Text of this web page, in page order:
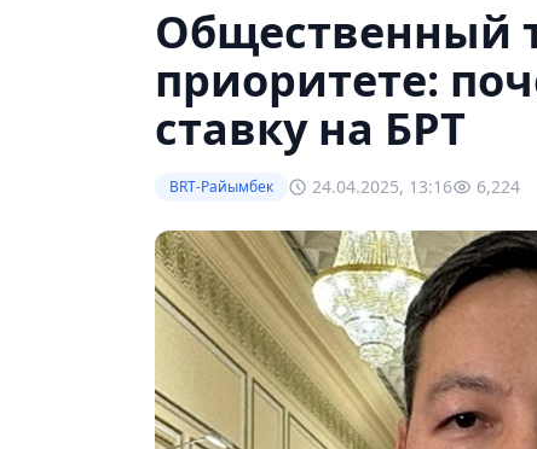
Общественный
приоритете:
ставку на БРТ
BRT-Райымбек 24.04.2025, 13:16 6,224